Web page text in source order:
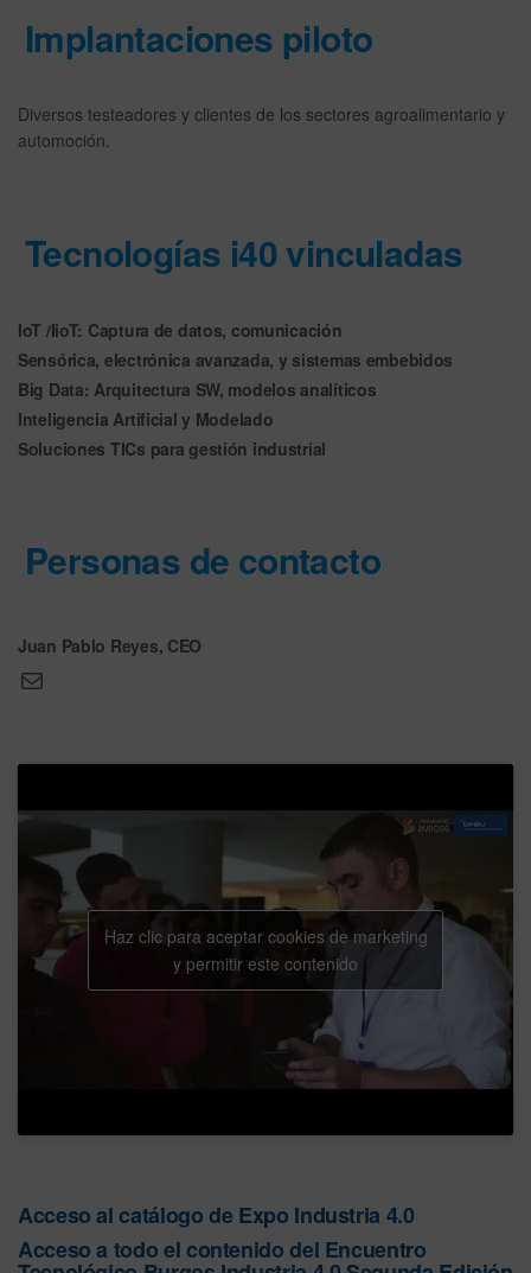
Implantaciones piloto
Diversos testeadores y clientes de los sectores agroalimentario y
automoción.
Tecnologías i40 vinculadas
IoT /IioT: Captura de datos, comunicación
Sensórica, electrónica avanzada, y sistemas embebidos
Big Data: Arquitectura SW, modelos analíticos
Inteligencia Artificial y Modelado
Soluciones TICs para gestión industrial
Personas de contacto
Juan Pablo Reyes, CEO
Haz clic para aceptar cookies de marketing
y permitir este contenido
Acceso al catálogo de Expo Industria 4.0
Acceso a todo el contenido del Encuentro